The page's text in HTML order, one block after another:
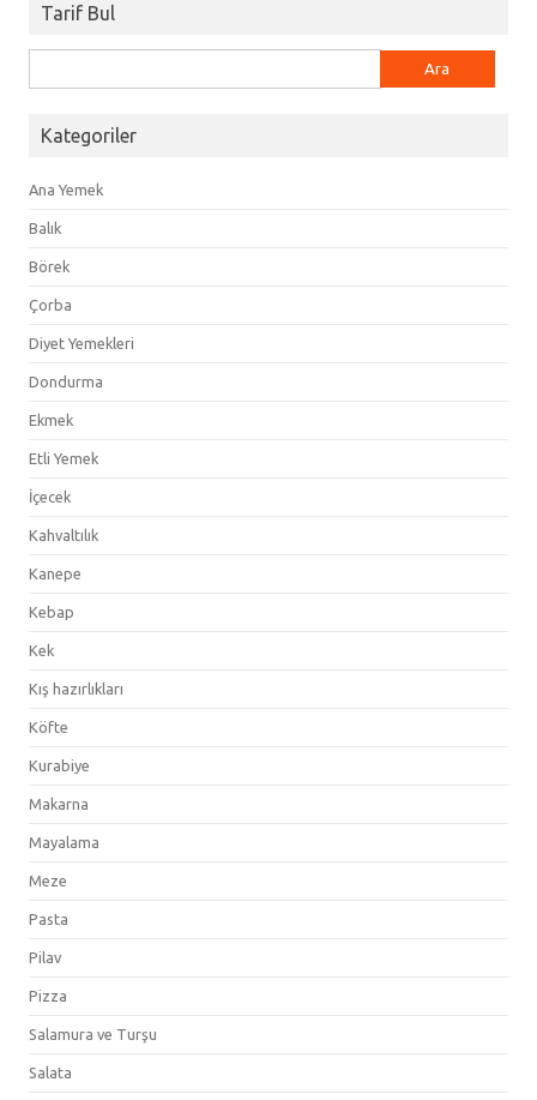
Tarif Bul
Kategoriler
Ana Yemek
Balık
Börek
Çorba
Diyet Yemekleri
Dondurma
Ekmek
Etli Yemek
İçecek
Kahvaltılık
Kanepe
Kebap
Kek
Kış hazırlıkları
Köfte
Kurabiye
Makarna
Mayalama
Meze
Pasta
Pilav
Pizza
Salamura ve Turşu
Salata